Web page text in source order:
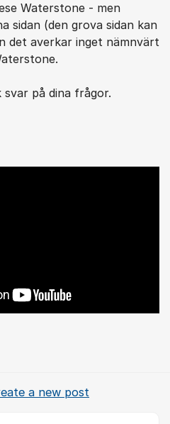
Waterstone - men
sidan (den grova sidan kan
det averkar inget nämnvärt
på dina frågor.
a new post